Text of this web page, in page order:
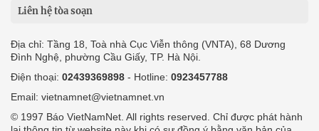
Liên hệ tòa soạn
Địa chỉ: Tầng 18, Toà nhà Cục Viễn thông (VNTA), 68 Dương
Đình Nghệ, phường Cầu Giấy, TP. Hà Nội.
Điện thoại: 02439369898 - Hotline: 0923457788
Email: vietnamnet@vietnamnet.vn
© 1997 Báo VietNamNet. All rights reserved. Chỉ được phát hành